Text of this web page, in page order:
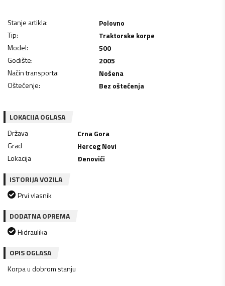
Stanje artikla:
Polovno
Tip:
Traktorske korpe
Model:
500
Godište:
2005
Način transporta:
Nošena
Oštećenje: Bez oštećenja
LOKACIJA OGLASA
Država
Crna Gora
Grad
Herceg Novi
Lokacija
Ðenovići
ISTORIJA VOZILA
Prvi vlasnik
DODATNA OPREMA
Hidraulika
OPIS OGLASA
Korpa u dobrom stanju